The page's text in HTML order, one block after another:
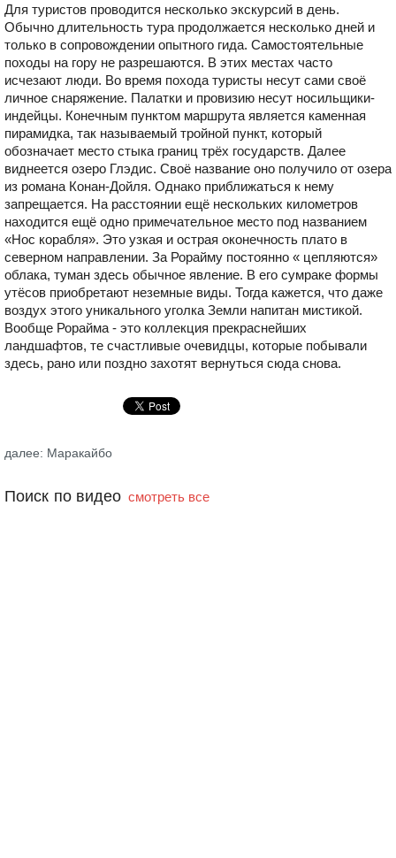
Для туристов проводится несколько экскурсий в день.
Обычно длительность тура продолжается несколько дней и
только в сопровождении опытного гида. Самостоятельные
походы на гору не разрешаются. В этих местах часто
исчезают люди. Во время похода туристы несут сами своё
личное снаряжение. Палатки и провизию несут носильщики-
индейцы. Конечным пунктом маршрута является каменная
пирамидка, так называемый тройной пункт, который
обозначает место стыка границ трёх государств. Далее
виднеется озеро Глэдис. Своё название оно получило от озера
из романа Конан-Дойля. Однако приближаться к нему
запрещается. На расстоянии ещё нескольких километров
находится ещё одно примечательное место под названием
«Нос корабля». Это узкая и острая оконечность плато в
северном направлении. За Рорайму постоянно « цепляются»
облака, туман здесь обычное явление. В его сумраке формы
утёсов приобретают неземные виды. Тогда кажется, что даже
воздух этого уникального уголка Земли напитан мистикой.
Вообще Рорайма - это коллекция прекраснейших
ландшафтов, те счастливые очевидцы, которые побывали
здесь, рано или поздно захотят вернуться сюда снова.
далее: Маракайбо
Поиск по видео смотреть все